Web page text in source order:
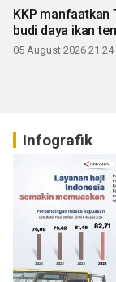
KKP manfaatkan
budi daya ikan
05 August 2026 21:24
Infografik